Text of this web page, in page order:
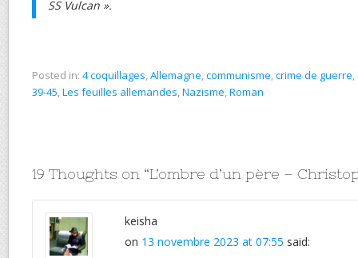
SS Vulcan ».
Posted in: 4 coquillages,Allemagne,communisme,crime de guerre,
39-45,Les feuilles allemandes,Nazisme,Roman
19 Thoughts on “L’ombre d’un père –
keisha
on 13 novembre 2023 at 07:55 said: